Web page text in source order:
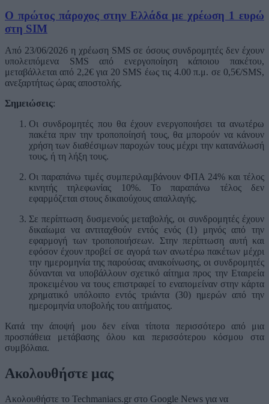
O πρώτος πάροχος στην Ελλάδα με χρέωση 1 ευρώ
στη SIM
Από 23/06/2026 η χρέωση SMS σε όσους συνδρομητές δεν έχουν
υπολειπόμενα SMS από ενεργοποίηση κάποιου πακέτου,
μεταβάλλεται από 2,2€ για 20 SMS έως τις 4.00 π.μ. σε 0,5€/SMS,
ανεξαρτήτως ώρας αποστολής.
Σημειώσεις:
Οι συνδρομητές που θα έχουν ενεργοποιήσει τα ανωτέρω
πακέτα πριν την τροποποίησή τους, θα μπορούν να κάνουν
χρήση των διαθέσιμων παροχών τους μέχρι την κατανάλωσή
τους, ή τη λήξη τους.
Οι παραπάνω τιμές συμπεριλαμβάνουν ΦΠΑ 24% και τέλος
κινητής τηλεφωνίας 10%. Το παραπάνω τέλος δεν
εφαρμόζεται στους δικαιούχους απαλλαγής.
Σε περίπτωση δυσμενούς μεταβολής, οι συνδρομητές έχουν
δικαίωμα να αντιταχθούν εντός ενός (1) μηνός από την
εφαρμογή των τροποποιήσεων. Στην περίπτωση αυτή και
εφόσον έχουν προβεί σε αγορά των ανωτέρω πακέτων μέχρι
την ημερομηνία της παρούσας ανακοίνωσης, οι συνδρομητές
δύνανται να υποβάλλουν σχετικό αίτημα προς την Εταιρεία
προκειμένου να τους επιστραφεί το εναπομείναν στην κάρτα
χρηματικό υπόλοιπο εντός τριάντα (30) ημερών από την
ημερομηνία υποβολής του αιτήματος.
Κατά την άποψή μου δεν είναι τίποτα περισσότερο από μια
προσπάθεια μετάβασης όλου και περισσότερου κόσμου στα
συμβόλαια.
Ακολουθήστε μας
Ακολουθήστε το Techmaniacs.gr στο Google News για να